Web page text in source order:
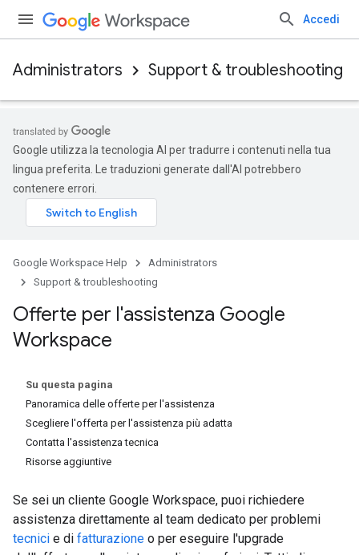
Accedi
Administrators Support & troubleshooting
Google utilizza la tecnologia AI per tradurre i contenuti nella tua
lingua preferita. Le traduzioni generate dall'AI potrebbero
contenere errori.
Google Workspace Help
Administrators
Support & troubleshooting
Offerte per l'assistenza Google
Workspace
Su questa pagina
Panoramica delle offerte per l'assistenza
Scegliere l'offerta per l'assistenza più adatta
Contatta l'assistenza tecnica
Risorse aggiuntive
Se sei un cliente Google Workspace, puoi richiedere
assistenza direttamente al team dedicato per problemi
tecnici e di fatturazione o per eseguire l'upgrade